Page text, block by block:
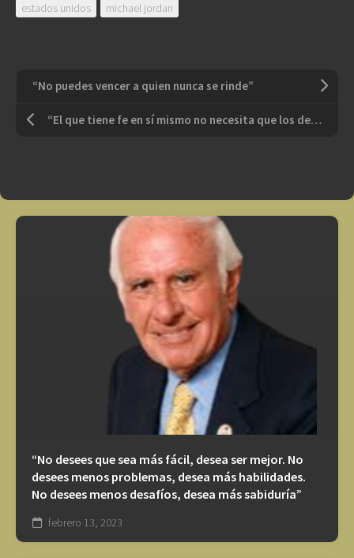
estados unidos michael jordan
“No puedes vencer a quien nunca se rinde”
“El que tiene fe en sí mismo no necesita que los demás crean en él”
“No desees que sea más fácil, desea ser mejor. No
desees menos problemas, desea más habilidades.
No desees menos desafíos, desea más sabiduría”
febrero 13, 2023